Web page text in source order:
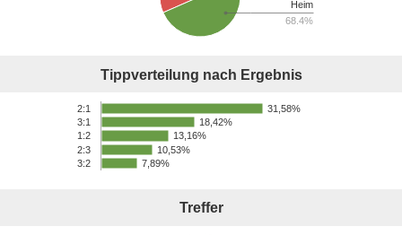
Heim
68.4%
Tippverteilung nach Ergebnis
2:1
3:1
1:2
2:3
3:2
31,58%
18,42%
13,16%
10,53%
7,89%
Treffer